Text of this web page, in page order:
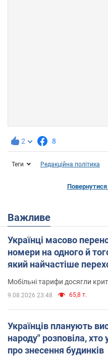
2 8
Теги Редакційна політика
Повернутися
Важливе
Українці масово
номери на одного й
який найчастіше
Мобільні тарифи досягли
9.08.2026 23:48 65,8 т.
Українців планують
народу" розповіла,
про знесення будинків